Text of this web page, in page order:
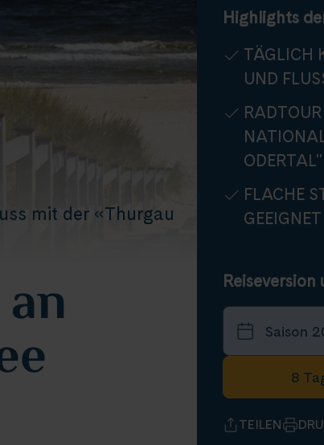
mit der «Thurgau
Highlights
TÄGLICH
UND
ODERTAL"
FLACHE
8
TEILEN